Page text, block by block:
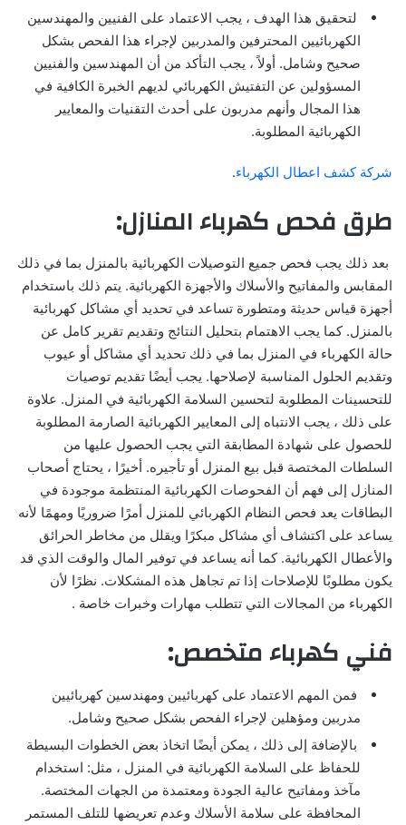
لتحقيق هذا الهدف ، يجب الاعتماد على الفنيين والمهندسين
الكهربائيين المحترفين والمدربين لإجراء هذا الفحص بشكل
صحيح وشامل. أولاً ، يجب التأكد من أن المهندسين والفنيين
المسؤولين عن التفتيش الكهربائي لديهم الخبرة الكافية في
هذا المجال وأنهم مدربون على أحدث التقنيات والمعايير
الكهربائية المطلوبة.
شركة كشف اعطال الكهرباء.
طرق فحص كهرباء المنازل:
بعد ذلك يجب فحص جميع التوصيلات الكهربائية بالمنزل بما في ذلك
المقابس والمفاتيح والأسلاك والأجهزة الكهربائية. يتم ذلك باستخدام
أجهزة قياس حديثة ومتطورة تساعد في تحديد أي مشاكل كهربائية
بالمنزل. كما يجب الاهتمام بتحليل النتائج وتقديم تقرير كامل عن
حالة الكهرباء في المنزل بما في ذلك تحديد أي مشاكل أو عيوب
وتقديم الحلول المناسبة لإصلاحها. يجب أيضًا تقديم توصيات
للتحسينات المطلوبة لتحسين السلامة الكهربائية في المنزل. علاوة
على ذلك ، يجب الانتباه إلى المعايير الكهربائية الصارمة المطلوبة
للحصول على شهادة المطابقة التي يجب الحصول عليها من
السلطات المختصة قبل بيع المنزل أو تأجيره. أخيرًا ، يحتاج أصحاب
المنازل إلى فهم أن الفحوصات الكهربائية المنتظمة موجودة في
البطاقات يعد فحص النظام الكهربائي للمنزل أمرًا ضروريًا ومهمًا لأنه
يساعد على اكتشاف أي مشاكل مبكرًا ويقلل من مخاطر الحرائق
والأعطال الكهربائية. كما أنه يساعد في توفير المال والوقت الذي قد
يكون مطلوبًا للإصلاحات إذا تم تجاهل هذه المشكلات. نظرًا لأن
الكهرباء من المجالات التي تتطلب مهارات وخبرات خاصة .
فني كهرباء متخصص:
فمن المهم الاعتماد على كهربائيين ومهندسين كهربائيين
مدربين ومؤهلين لإجراء الفحص بشكل صحيح وشامل.
بالإضافة إلى ذلك ، يمكن أيضًا اتخاذ بعض الخطوات البسيطة
للحفاظ على السلامة الكهربائية في المنزل ، مثل: استخدام
مآخذ ومفاتيح عالية الجودة ومعتمدة من الجهات المختصة.
المحافظة على سلامة الأسلاك وعدم تعريضها للتلف المستمر